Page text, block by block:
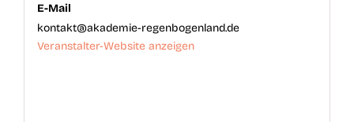
E-Mail
kontakt@akademie-regenbogenland.de
Veranstalter-Website anzeigen